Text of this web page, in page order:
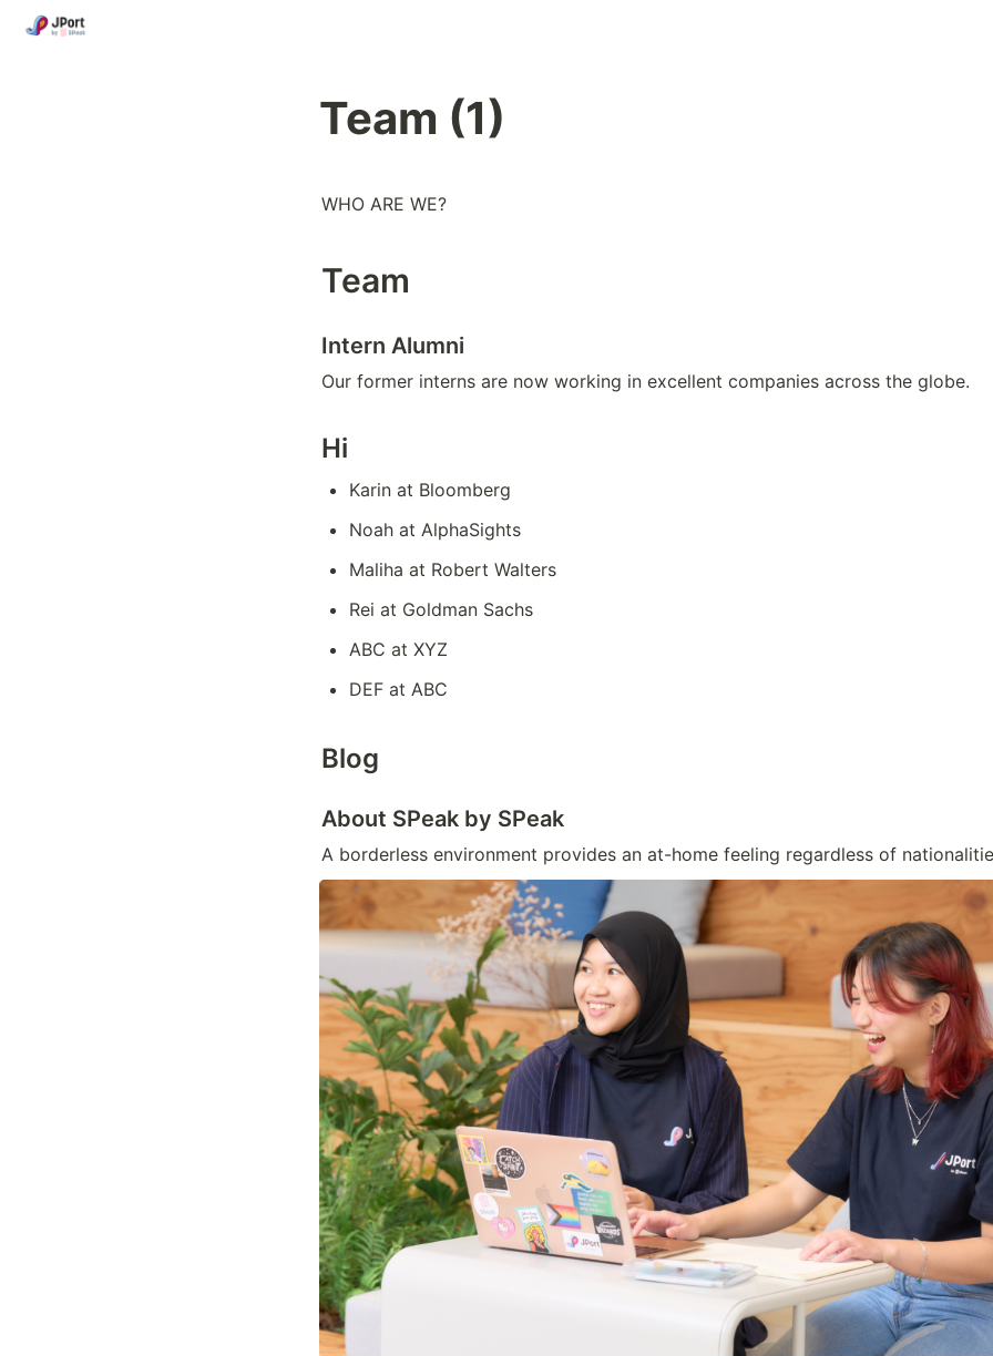
Team (1)
WHO ARE WE?
Team
Intern Alumni
Our former interns are now working in excellent companies across the globe.
Hi
Karin at Bloomberg
Noah at AlphaSights
Maliha at Robert Walters
Rei at Goldman Sachs
ABC at XYZ
DEF at ABC
Blog
About SPeak by SPeak
A borderless environment provides an at-home feeling regardless of